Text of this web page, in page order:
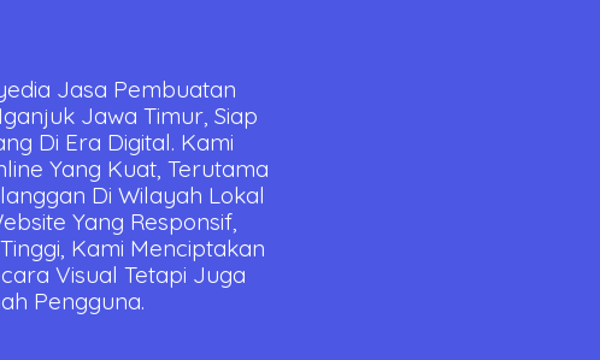
Jasa Pembuatan
Jawa Timur, Siap
Di Era Digital. Kami
Yang Kuat, Terutama
Di Wilayah Lokal
Yang Responsif,
Kami Menciptakan
Visual Tetapi Juga
Pengguna.